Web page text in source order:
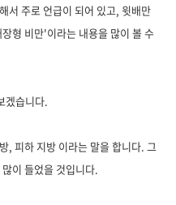
서 주로 언급이 되어 있고, 윗배만
형 비만'이라는 내용을 많이 볼 수
겠습니다.
, 피하 지방 이라는 말을 합니다. 그
이 들었을 것입니다.